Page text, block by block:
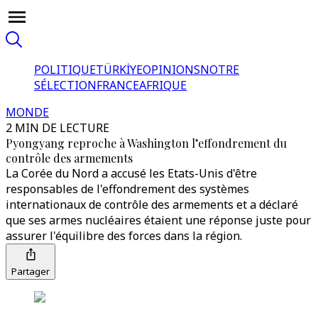
POLITIQUETÜRKİYEOPINIONSNOTRE
SÉLECTIONFRANCEAFRIQUE
MONDE
2 MIN DE LECTURE
Pyongyang reproche à Washington l’effondrement du
contrôle des armements
La Corée du Nord a accusé les Etats-Unis d'être
responsables de l'effondrement des systèmes
internationaux de contrôle des armements et a déclaré
que ses armes nucléaires étaient une réponse juste pour
assurer l'équilibre des forces dans la région.
Partager